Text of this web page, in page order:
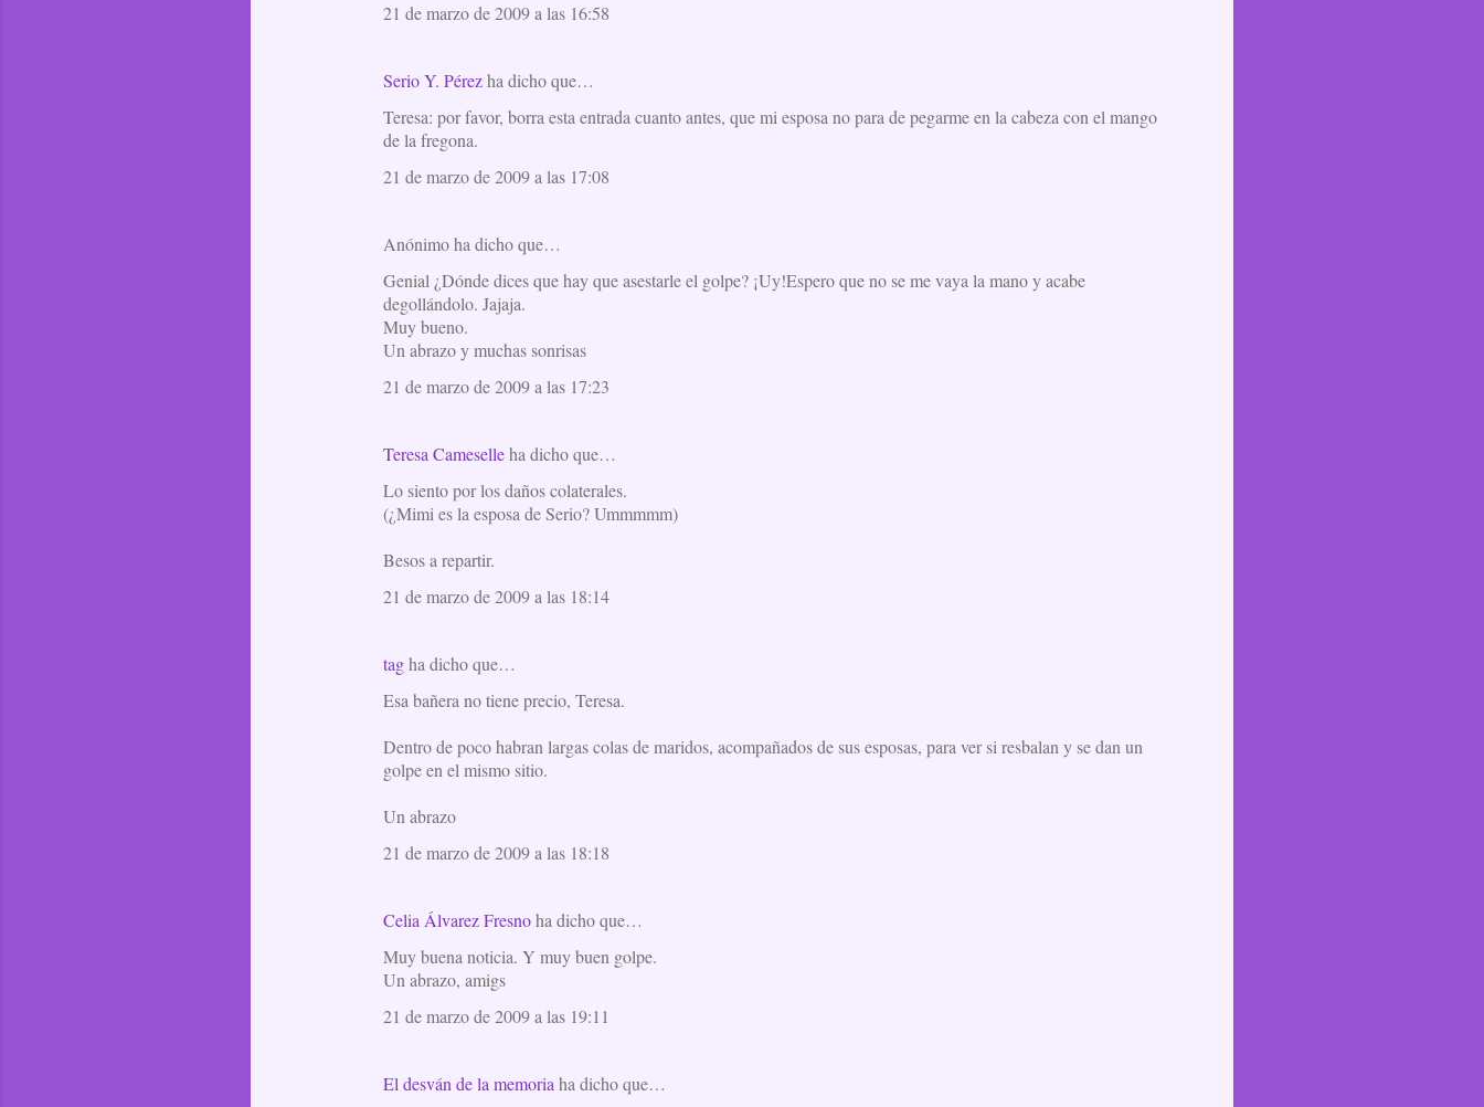
21 de marzo de 2009 a las 16:58
Serio Y. Pérezha dicho que…
Teresa: por favor, borra esta entrada cuanto antes, que mi esposa no para de pegarme en la cabeza con el mango
de la fregona.
21 de marzo de 2009 a las 17:08
Anónimo ha dicho que…
Genial ¿Dónde dices que hay que asestarle el golpe? ¡Uy!Espero que no se me vaya la mano y acabe
degollándolo. Jajaja.
Muy bueno.
Un abrazo y muchas sonrisas
21 de marzo de 2009 a las 17:23
Teresa Cameselleha dicho que…
Lo siento por los daños colaterales.
(¿Mimi es la esposa de Serio? Ummmmm)
Besos a repartir.
21 de marzo de 2009 a las 18:14
tagha dicho que…
Esa bañera no tiene precio, Teresa.
Dentro de poco habran largas colas de maridos, acompañados de sus esposas, para ver si resbalan y se dan un
golpe en el mismo sitio.
Un abrazo
21 de marzo de 2009 a las 18:18
Celia Álvarez Fresnoha dicho que…
Muy buena noticia. Y muy buen golpe.
Un abrazo, amigs
21 de marzo de 2009 a las 19:11
El desván de la memoria ha dicho que…